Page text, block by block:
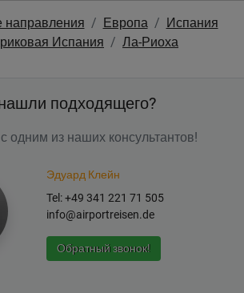
направления Европа
Испания
Испания
Ла-Риоха
подходящего?
одним из наших консультантов!
Эдуард Клейн
Tel: +49 341 221 71 505
info@airportreisen.de
Обратный звонок!